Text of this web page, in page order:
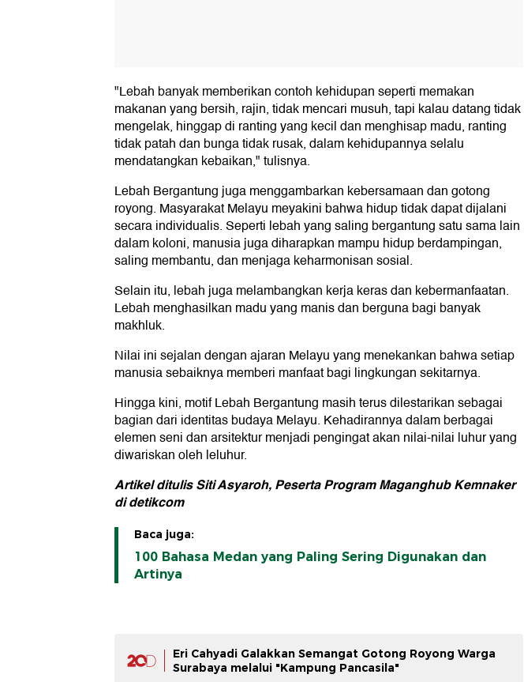
"Lebah banyak memberikan contoh kehidupan seperti memakan
makanan yang bersih, rajin, tidak mencari musuh, tapi kalau datang tidak
mengelak, hinggap di ranting yang kecil dan menghisap madu, ranting
tidak patah dan bunga tidak rusak, dalam kehidupannya selalu
mendatangkan kebaikan," tulisnya.
Lebah Bergantung juga menggambarkan kebersamaan dan gotong
royong. Masyarakat Melayu meyakini bahwa hidup tidak dapat dijalani
secara individualis. Seperti lebah yang saling bergantung satu sama lain
dalam koloni, manusia juga diharapkan mampu hidup berdampingan,
saling membantu, dan menjaga keharmonisan sosial.
Selain itu, lebah juga melambangkan kerja keras dan kebermanfaatan.
Lebah menghasilkan madu yang manis dan berguna bagi banyak
makhluk.
Nilai ini sejalan dengan ajaran Melayu yang menekankan bahwa setiap
manusia sebaiknya memberi manfaat bagi lingkungan sekitarnya.
Hingga kini, motif Lebah Bergantung masih terus dilestarikan sebagai
bagian dari identitas budaya Melayu. Kehadirannya dalam berbagai
elemen seni dan arsitektur menjadi pengingat akan nilai-nilai luhur yang
diwariskan oleh leluhur.
Artikel ditulis Siti Asyaroh, Peserta Program Maganghub Kemnaker
di detikcom
Baca juga:
100 Bahasa Medan yang Paling Sering Digunakan dan
Artinya
Eri Cahyadi Galakkan Semangat Gotong Royong Warga
Surabaya melalui "Kampung Pancasila"